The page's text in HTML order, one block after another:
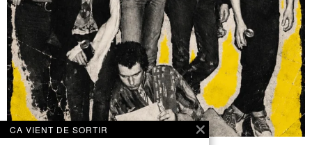
CA VIENT DE SORTIR